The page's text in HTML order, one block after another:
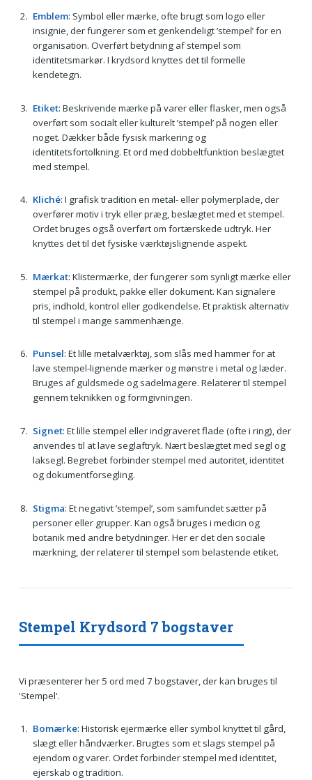
Emblem: Symbol eller mærke, ofte brugt som logo eller
insignie, der fungerer som et genkendeligt ’stempel’ for en
organisation. Overført betydning af stempel som
identitetsmarkør. I krydsord knyttes det til formelle
kendetegn.
Etiket: Beskrivende mærke på varer eller flasker, men også
overført som socialt eller kulturelt ’stempel’ på nogen eller
noget. Dækker både fysisk markering og
identitetsfortolkning. Et ord med dobbeltfunktion beslægtet
med stempel.
Kliché: I grafisk tradition en metal- eller polymerplade, der
overfører motiv i tryk eller præg, beslægtet med et stempel.
Ordet bruges også overført om fortærskede udtryk. Her
knyttes det til det fysiske værktøjslignende aspekt.
Mærkat: Klistermærke, der fungerer som synligt mærke eller
stempel på produkt, pakke eller dokument. Kan signalere
pris, indhold, kontrol eller godkendelse. Et praktisk alternativ
til stempel i mange sammenhænge.
Punsel: Et lille metalværktøj, som slås med hammer for at
lave stempel-lignende mærker og mønstre i metal og læder.
Bruges af guldsmede og sadelmagere. Relaterer til stempel
gennem teknikken og formgivningen.
Signet: Et lille stempel eller indgraveret flade (ofte i ring), der
anvendes til at lave seglaftryk. Nært beslægtet med segl og
laksegl. Begrebet forbinder stempel med autoritet, identitet
og dokumentforsegling.
Stigma: Et negativt ’stempel’, som samfundet sætter på
personer eller grupper. Kan også bruges i medicin og
botanik med andre betydninger. Her er det den sociale
mærkning, der relaterer til stempel som belastende etiket.
Stempel Krydsord 7 bogstaver
Vi præsenterer her 5 ord med 7 bogstaver, der kan bruges til
'Stempel'.
Bomærke: Historisk ejermærke eller symbol knyttet til gård,
slægt eller håndværker. Brugtes som et slags stempel på
ejendom og varer. Ordet forbinder stempel med identitet,
ejerskab og tradition.